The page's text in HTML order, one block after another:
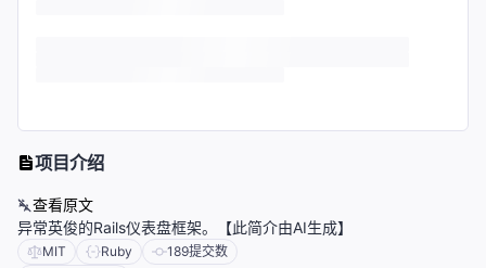
项目介绍
查看原文
异常英俊的Rails仪表盘框架。【此简介由AI生成】
MIT Ruby 189提交数